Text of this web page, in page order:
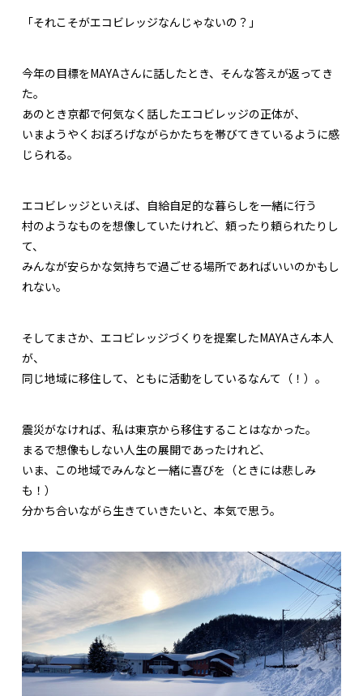
「それこそがエコビレッジなんじゃないの？」
今年の目標をMAYAさんに話したとき、そんな答えが返ってき
た。
あのとき京都で何気なく話したエコビレッジの正体が、
いまようやくおぼろげながらかたちを帯びてきているように感
じられる。
エコビレッジといえば、自給自足的な暮らしを一緒に行う
村のようなものを想像していたけれど、頼ったり頼られたりし
て、
みんなが安らかな気持ちで過ごせる場所であればいいのかもし
れない。
そしてまさか、エコビレッジづくりを提案したMAYAさん本人
が、
同じ地域に移住して、ともに活動をしているなんて（！）。
震災がなければ、私は東京から移住することはなかった。
まるで想像もしない人生の展開であったけれど、
いま、この地域でみんなと一緒に喜びを（ときには悲しみ
も！）
分かち合いながら生きていきたいと、本気で思う。